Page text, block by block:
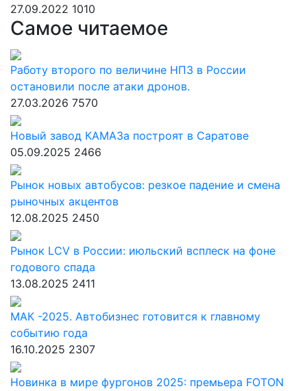
27.09.2022 1010
Самое читаемое
Работу второго по величине НПЗ в России
остановили после атаки дронов.
27.03.2026 7570
Новый завод КАМАЗа построят в Саратове
05.09.2025 2466
Рынок новых автобусов: резкое падение и смена
рыночных акцентов
12.08.2025 2450
Рынок LCV в России: июльский всплеск на фоне
годового спада
13.08.2025 2411
МАК -2025. Автобизнес готовится к главному
событию года
16.10.2025 2307
Новинка в мире фургонов 2025: премьера FOTON